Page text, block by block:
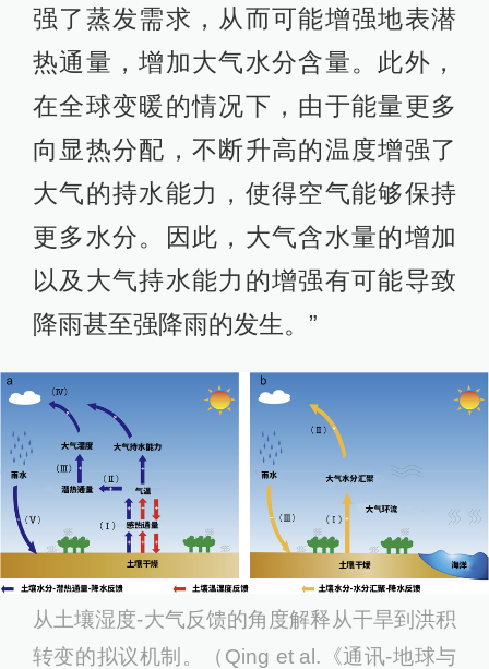
强了蒸发需求，从而可能增强地表潜
热通量，增加大气水分含量。此外，
在全球变暖的情况下，由于能量更多
向显热分配，不断升高的温度增强了
大气的持水能力，使得空气能够保持
更多水分。因此，大气含水量的增加
以及大气持水能力的增强有可能导致
降雨甚至强降雨的发生。”
从土壤湿度-大气反馈的角度解释从干旱到洪积
转变的拟议机制。（Qing et al.《通讯-地球与